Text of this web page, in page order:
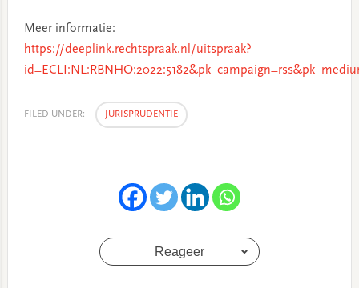
Meer informatie:
https://deeplink.rechtspraak.nl/uitspraak?
FILED UNDER: JURISPRUDENTIE
Reageer